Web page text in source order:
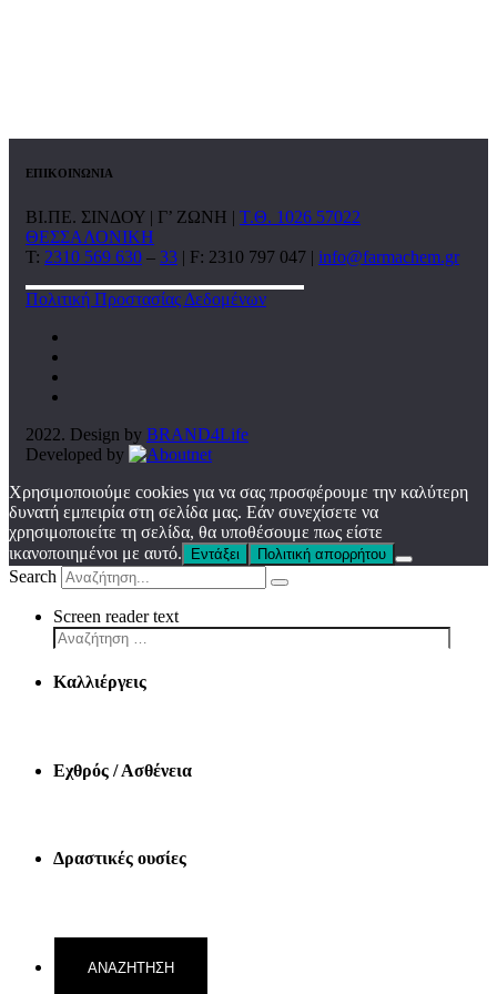
ΕΠΙΚΟΙΝΩΝΙΑ
ΒΙ.ΠΕ. ΣΙΝΔΟΥ | Γ’ ΖΩΝΗ | Τ.Θ. 1026 57022
ΘΕΣΣΑΛΟΝΙΚΗ
T: 2310 569 630 – 33 | F: 2310 797 047 | info@farmachem.gr
Πολιτική Προστασίας Δεδομένων
2022. Design by BRAND4Life
Developed by
Χρησιμοποιούμε cookies για να σας προσφέρουμε την καλύτερη
δυνατή εμπειρία στη σελίδα μας. Εάν συνεχίσετε να
χρησιμοποιείτε τη σελίδα, θα υποθέσουμε πως είστε
ικανοποιημένοι με αυτό.
Εντάξει Πολιτική απορρήτου
Search
Screen reader text
Καλλιέργεις
Εχθρός / Ασθένεια
Δραστικές ουσίες